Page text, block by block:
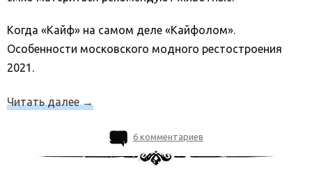
Когда «Кайф» на самом деле «Кайфолом».
Особенности московского модного рестостроения
2021.
Читать далее→
6 комментариев